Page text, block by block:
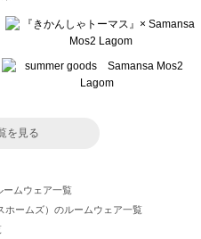
を見る
ームウェア一覧
ホームズ）のルームウェア一覧